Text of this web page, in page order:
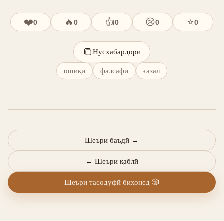
❤️0 🔥0 👍0 😢0 ⭐0
Нусхабардорӣ
ошиқӣ фалсафӣ ғазал
← Шеъри қаблӣ
Шеъри баъдӣ →
Шеъри тасодуфӣ бихонед 🎲